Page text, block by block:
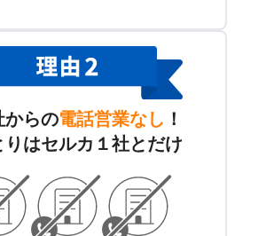
からの電話営業なし ！
りはセルカ１社とだけ